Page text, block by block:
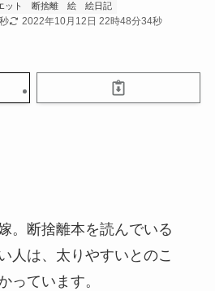
ット 断捨離 絵 絵日記
2022年10月12日 22時48分34秒
。断捨離本を読んでいる
人は、太りやすいとのこ
っています。